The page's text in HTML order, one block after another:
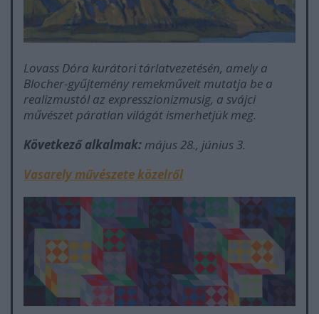
Lovass Dóra kurátori tárlatvezetésén, amely a
Blocher-gyűjtemény remekműveit mutatja be a
realizmustól az expresszionizmusig, a svájci
művészet páratlan világát ismerhetjük meg.
Következő alkalmak: május 28., június 3.
Vasarely művészete közelről